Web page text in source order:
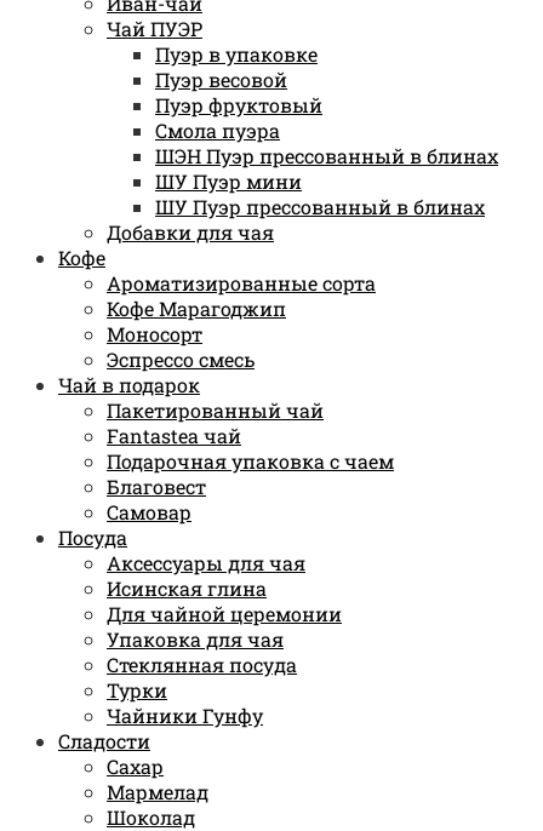
Чай ПУЭР
Пуэр в упаковке
Пуэр весовой
Пуэр фруктовый
Смола пуэра
ШЭН Пуэр прессованный в блинах
ШУ Пуэр мини
ШУ Пуэр прессованный в блинах
Добавки для чая
Кофе
Ароматизированные сорта
Кофе Марагоджип
Моносорт
Эспрессо смесь
Чай в подарок
Пакетированный чай
Fantastea чай
Подарочная упаковка с чаем
Благовест
Самовар
Посуда
Аксессуары для чая
Исинская глина
Для чайной церемонии
Упаковка для чая
Стеклянная посуда
Турки
Чайники Гунфу
Сладости
Сахар
Мармелад
Шоколад